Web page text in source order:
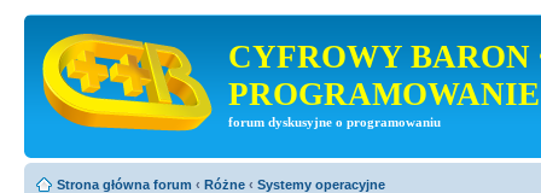
CYFROWY BARON
PROGRAMOWANIE
forum dyskusyjne o programowaniu
Strona główna forum ‹ Różne ‹ Systemy operacyjne